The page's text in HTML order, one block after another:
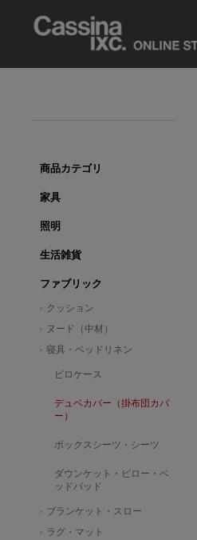
商品カテゴリ
家具
照明
生活雑貨
ファブリック
クッション
ヌード（中材）
寝具・ベッドリネン
ピロケース
デュベカバー（掛布団カバ
ー）
ボックスシーツ・シーツ
ダウンケット・ピロー・ベ
ッドパッド
ブランケット・スロー
ラグ・マット